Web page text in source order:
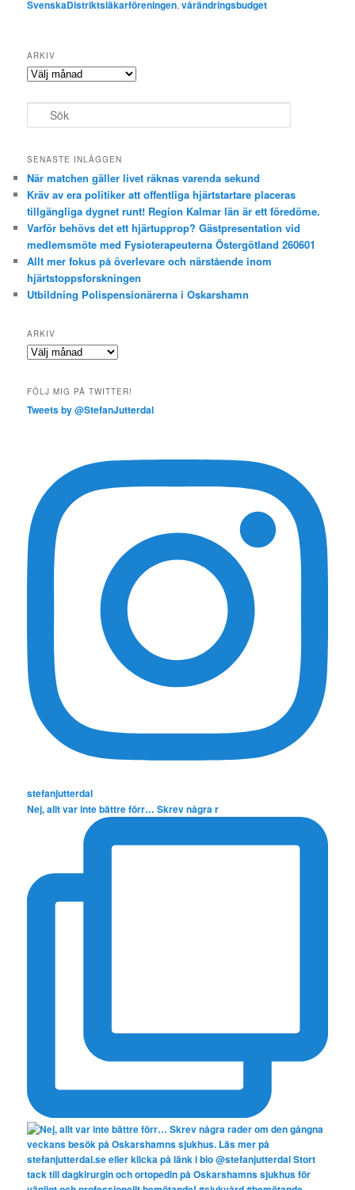
SvenskaDistriktsläkarföreningen,vårändringsbudget
ARKIV
Arkiv
ö
SENASTE INLÄGGEN
När matchen gäller livet räknas varenda sekund
Kräv av era politiker att offentliga hjärtstartare placeras
tillgängliga dygnet runt! Region Kalmar län är ett föredöme.
Varför behövs det ett hjärtupprop? Gästpresentation vid
medlemsmöte med Fysioterapeuterna Östergötland 260601
Allt mer fokus på överlevare och närstående inom
hjärtstoppsforskningen
Utbildning Polispensionärerna i Oskarshamn
ARKIV
Arkiv
FÖLJ MIG PÅ TWITTER!
Tweets by @StefanJutterdal
stefanjutterdal
Nej, allt var inte bättre förr… Skrev några r